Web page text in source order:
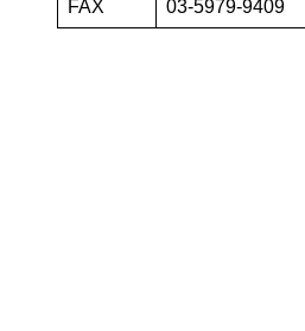
FAX 03-5979-9409